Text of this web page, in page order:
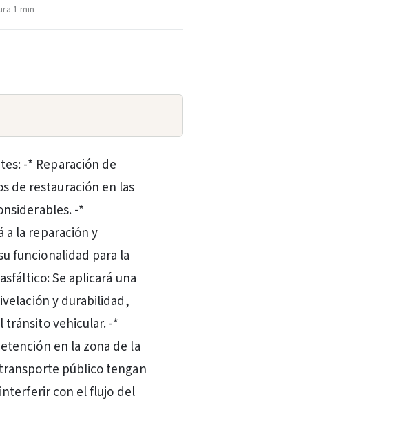
1 min
-* Reparación de
de restauración en las
-*
a la reparación y
funcionalidad para la
Se aplicará una
y durabilidad,
tránsito vehicular. -*
en la zona de la
público tengan
con el flujo del